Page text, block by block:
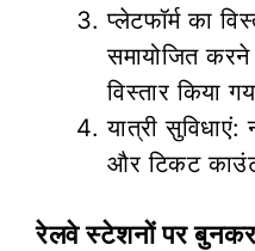
प्लेटफॉर्म का
समायोजित
विस्तार किया
यात्री
और टिकट
रेलवे स्टेशनों पर बुनकर